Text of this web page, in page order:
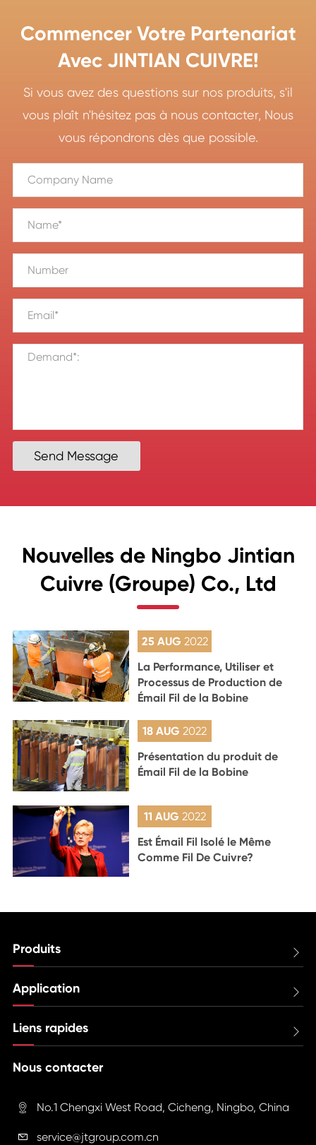
Commencer Votre Partenariat
Avec JINTIAN CUIVRE!
Si vous avez des questions sur nos produits, s'il
vous plaît n'hésitez pas à nous contacter, Nous
vous répondrons dès que possible.
Send Message
Nouvelles de Ningbo Jintian
Cuivre (Groupe) Co., Ltd
25 AUG 2022
La Performance, Utiliser et
Processus de Production de
Émail Fil de la Bobine
18 AUG 2022
Présentation du produit de
Émail Fil de la Bobine
11 AUG 2022
Est Émail Fil Isolé le Même
Comme Fil De Cuivre?
Produits 
Application 
Liens rapides 
Nous contacter
 No.1 Chengxi West Road, Cicheng, Ningbo, China
 service@jtgroup.com.cn